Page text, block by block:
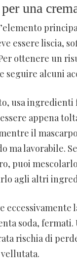
una
essere liscia,
ottenere un
seguire alcuni
usa ingredienti
appena
il
ma lavorabile.
puoi
agli altri
eccessivamente
soda, fermati.
rischia di